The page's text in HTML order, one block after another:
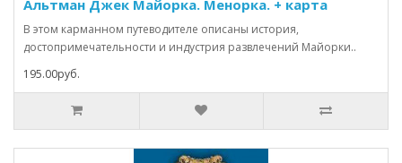
Альтман Джек Майорка. Менорка. + карта
В этом карманном путеводителе описаны история,
достопримечательности и индустрия развлечений Майорки..
195.00руб.